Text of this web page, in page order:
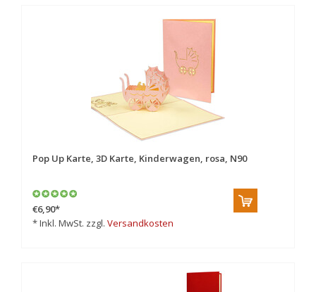
Pop Up Karte, 3D Karte, Kinderwagen, rosa, N90
€6,90*
* Inkl. MwSt. zzgl. Versandkosten